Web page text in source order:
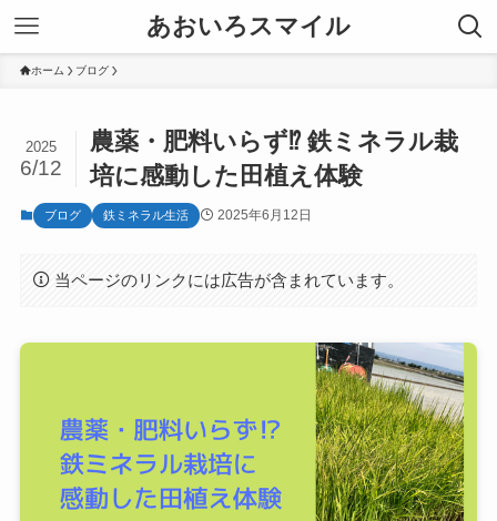
あおいろスマイル
ホーム ブログ
農薬・肥料いらず⁉ 鉄ミネラル栽
培に感動した田植え体験
2025
6/12
ブログ 鉄ミネラル生活 2025年6月12日
当ページのリンクには広告が含まれています。